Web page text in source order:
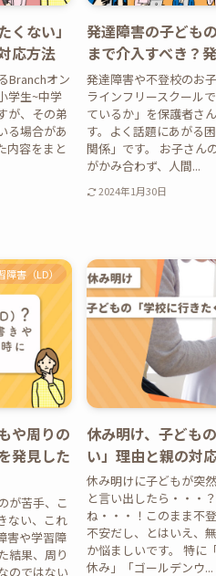
くない」
応方法
Branchオン
学生~中学
が、その弟
る場合があ
内容をまと
発達障害の子ども
まで介入すべき？
発達障害や不登校のお
ラインフリースクール
ているか」を保護者さ
す。よく話題にあがる
関係」です。 お子さん
がかみ合わず、人間...
2024年1月30日
障害（LD）
や周りの
発見した
が苦手、こ
ない、これ
害や学習障
結果、周り
のではない
休み明け、子ども
い」理由と親の対
休み明けに子どもが突
と言い出したら・・・
ね・・・！このまま不
不安だし、とはいえ、
か悩ましいです。 特に
休み」「ゴールデンウ...